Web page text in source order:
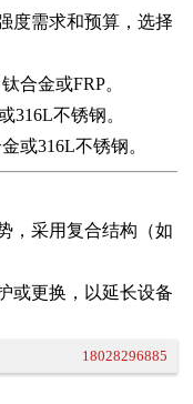
度需求和预算，选择
合金或FRP。
316L不锈钢。
或316L不锈钢。
，采用复合结构（如
或更换，以延长设备
18028296885